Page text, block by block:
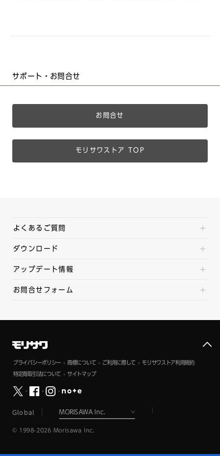
サポート・お問合せ
お問合せ
モリサワストア TOP
よくあるご質問
ダウンロード
アップデート情報
お問合せフォーム
プライバシーポリシー 商標について ご利用に際して モリサワストア利用規約
特定商取引法について サイトマップ
Global
© 1998-2026 Morisawa Inc.